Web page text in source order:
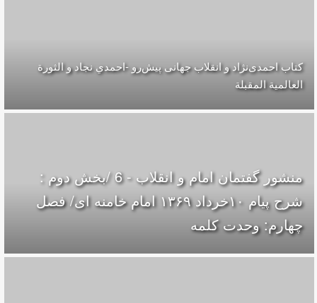
کتاب احمدی‌نژاد و انقلاب جهانی پيش‌رو -احمدي نجاد و الثورة
العالمیة المقبلة
منشور گفتمان امام و انقلاب - 6 /بخش دوم :
شرح پیام ۱۰خرداد ۱۳۶۹ امام خامنه ای/ فصل
چهارم: وحدت کلمه